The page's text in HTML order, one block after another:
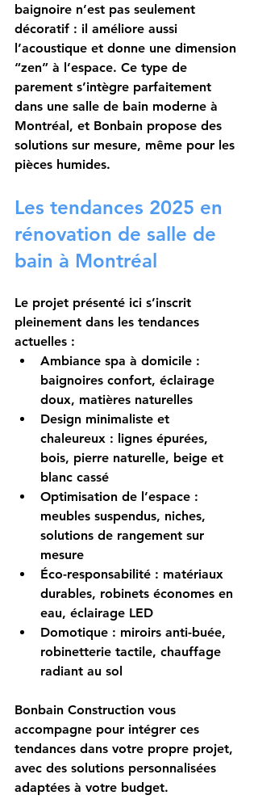
baignoire n’est pas seulement
décoratif : il améliore aussi
l’acoustique et donne une dimension
“zen” à l’espace. Ce type de
parement s’intègre parfaitement
dans une salle de bain moderne à
Montréal, et Bonbain propose des
solutions sur mesure, même pour les
pièces humides.
Les tendances 2025 en
rénovation de salle de
bain à Montréal
Le projet présenté ici s’inscrit
pleinement dans les tendances
actuelles :
Ambiance spa à domicile :
baignoires confort, éclairage
doux, matières naturelles
Design minimaliste et
chaleureux : lignes épurées,
bois, pierre naturelle, beige et
blanc cassé
Optimisation de l’espace :
meubles suspendus, niches,
solutions de rangement sur
mesure
Éco-responsabilité : matériaux
durables, robinets économes en
eau, éclairage LED
Domotique : miroirs anti-buée,
robinetterie tactile, chauffage
radiant au sol
Bonbain Construction vous
accompagne pour intégrer ces
tendances dans votre propre projet,
avec des solutions personnalisées
adaptées à votre budget.